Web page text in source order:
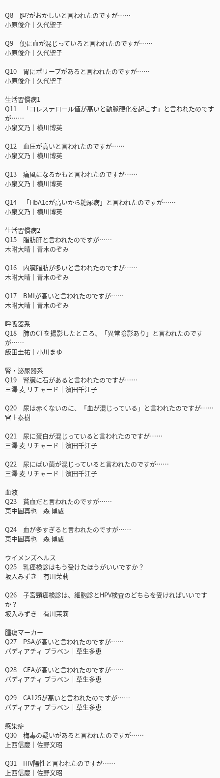
Q8 胆?がおかしいと言われたのですが……
小原俊介｜久代聖子
Q9 便に血が混じっていると言われたのですが……
小原俊介｜久代聖子
Q10 胃にポリープがあると言われたのですが……
小原俊介｜久代聖子
生活習慣病1
Q11 「コレステロール値が高いと動脈硬化を起こす」と言われたのです
が……
小泉文乃｜横川博英
Q12 血圧が高いと言われたのですが……
小泉文乃｜横川博英
Q13 痛風になるかもと言われたのですが……
小泉文乃｜横川博英
Q14 「HbA1cが高いから糖尿病」と言われたのですが……
小泉文乃｜横川博英
生活習慣病2
Q15 脂肪肝と言われたのですが……
木附大晴｜青木のぞみ
Q16 内臓脂肪が多いと言われたのですが……
木附大晴｜青木のぞみ
Q17 BMIが高いと言われたのですが……
木附大晴｜青木のぞみ
呼吸器系
Q18 肺のCTを撮影したところ、「異常陰影あり」と言われたのです
が……
飯田圭祐｜小川まゆ
腎・泌尿器系
Q19 腎臓に石があると言われたのですが……
三澤 麦 リチャード｜濱田千江子
Q20 尿は赤くないのに、「血が混じっている」と言われたのですが……
宮上泰樹
Q21 尿に蛋白が混じっていると言われたのですが……
三澤 麦 リチャード｜濱田千江子
Q22 尿にばい菌が混じっていると言われたのですが……
三澤 麦 リチャード｜濱田千江子
血液
Q23 貧血だと言われたのですが……
東中園真也｜森 博威
Q24 血が多すぎると言われたのですが……
東中園真也｜森 博威
ウイメンズヘルス
Q25 乳癌検診はもう受けたほうがいいですか？
坂入みずき｜有川茉莉
Q26 子宮頸癌検診は、細胞診とHPV検査のどちらを受ければいいです
か？
坂入みずき｜有川茉莉
腫瘍マーカー
Q27 PSAが高いと言われたのですが……
パディアチィ プラベン｜草生多恵
Q28 CEAが高いと言われたのですが……
パディアチィ プラベン｜草生多恵
Q29 CA125が高いと言われたのですが……
パディアチィ プラベン｜草生多恵
感染症
Q30 梅毒の疑いがあると言われたのですが……
上西信慶｜佐野文昭
Q31 HIV陽性と言われたのですが……
上西信慶｜佐野文昭